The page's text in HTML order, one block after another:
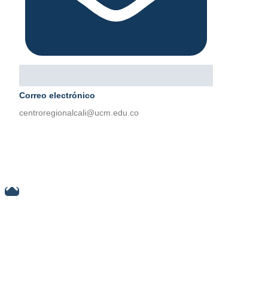
Correo electrónico
centroregionalcali@ucm.edu.co